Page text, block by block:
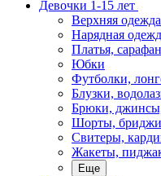
Девочки 1-15 лет
Верхняя одежда
Нарядная
Платья,
Юбки
Футболки,
Блузки,
Брюки,
Шорты, бриджи
Свитеры,
Жакеты,
Еще